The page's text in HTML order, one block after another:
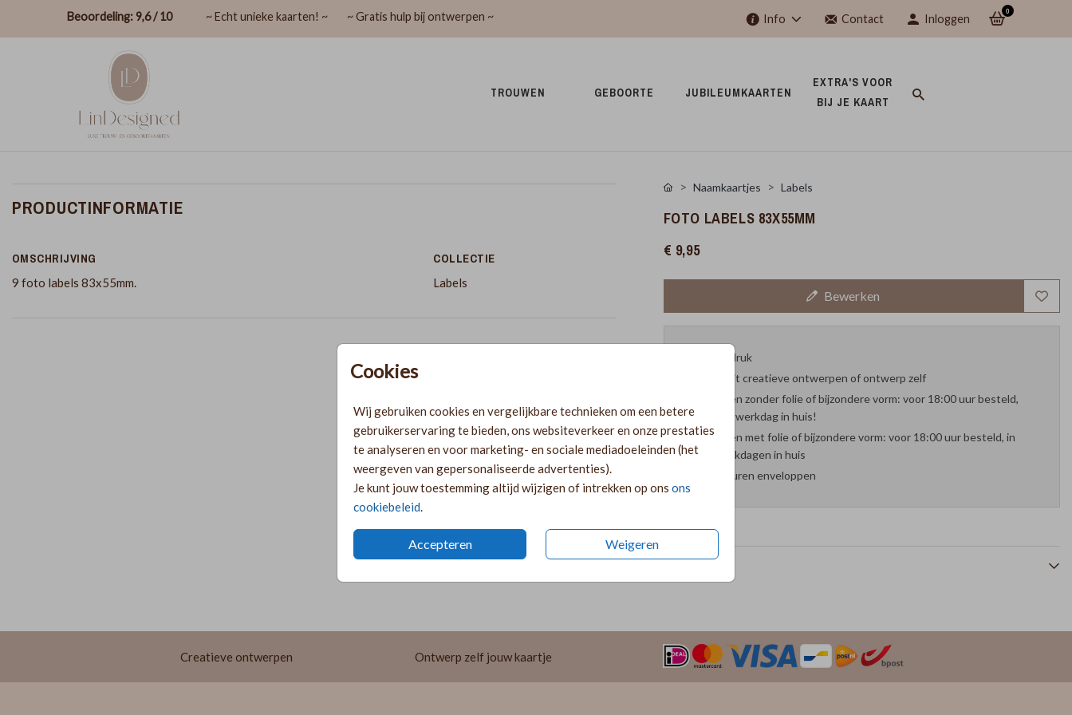
Beoordeling: 9,6 / 10 ~ Echt unieke kaarten! ~ ~ Gratis hulp bij ontwerpen ~ Info Contact Inloggen
0
TROUWEN GEBOORTE JUBILEUMKAARTEN
EXTRA'S VOOR
BIJ JE KAART
Cookies
Wij gebruiken cookies en vergelijkbare technieken om een betere
gebruikerservaring te bieden, ons websiteverkeer en onze prestaties
te analyseren en voor marketing- en sociale mediadoeleinden (het
weergeven van gepersonaliseerde advertenties).
Je kunt jouw toestemming altijd wijzigen of intrekken op ons ons
cookiebeleid
Accepteren Weigeren
PRODUCTINFORMATIE
OMSCHRIJVING
9 foto labels 83x55mm.
COLLECTIE
Labels
Naamkaartjes Labels
FOTO LABELS 83X55MM
€ 9,95
Bewerken
Proefdruk
Kies uit creatieve ontwerpen of ontwerp zelf
Kaarten zonder folie of bijzondere vorm: voor 18:00 uur besteld,
volgende werkdag in huis!
Kaarten met folie of bijzondere vorm: voor 18:00 uur besteld, in
twee werkdagen in huis
29 kleuren enveloppen
Creatieve ontwerpen Ontwerp zelf jouw kaartje